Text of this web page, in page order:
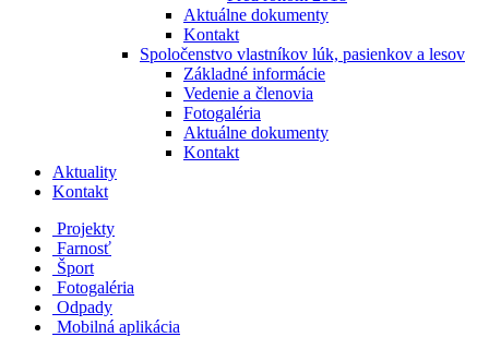
Aktuálne dokumenty
Kontakt
Spoločenstvo vlastníkov lúk, pasienkov a lesov
Základné informácie
Vedenie a členovia
Fotogaléria
Aktuálne dokumenty
Kontakt
Aktuality
Kontakt
Projekty
Farnosť
Šport
Fotogaléria
Odpady
Mobilná aplikácia